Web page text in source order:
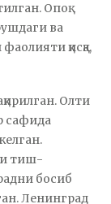
Опоқ
ва
қисқа,
Олти
сафида
тиш-
босиб
Ленинград